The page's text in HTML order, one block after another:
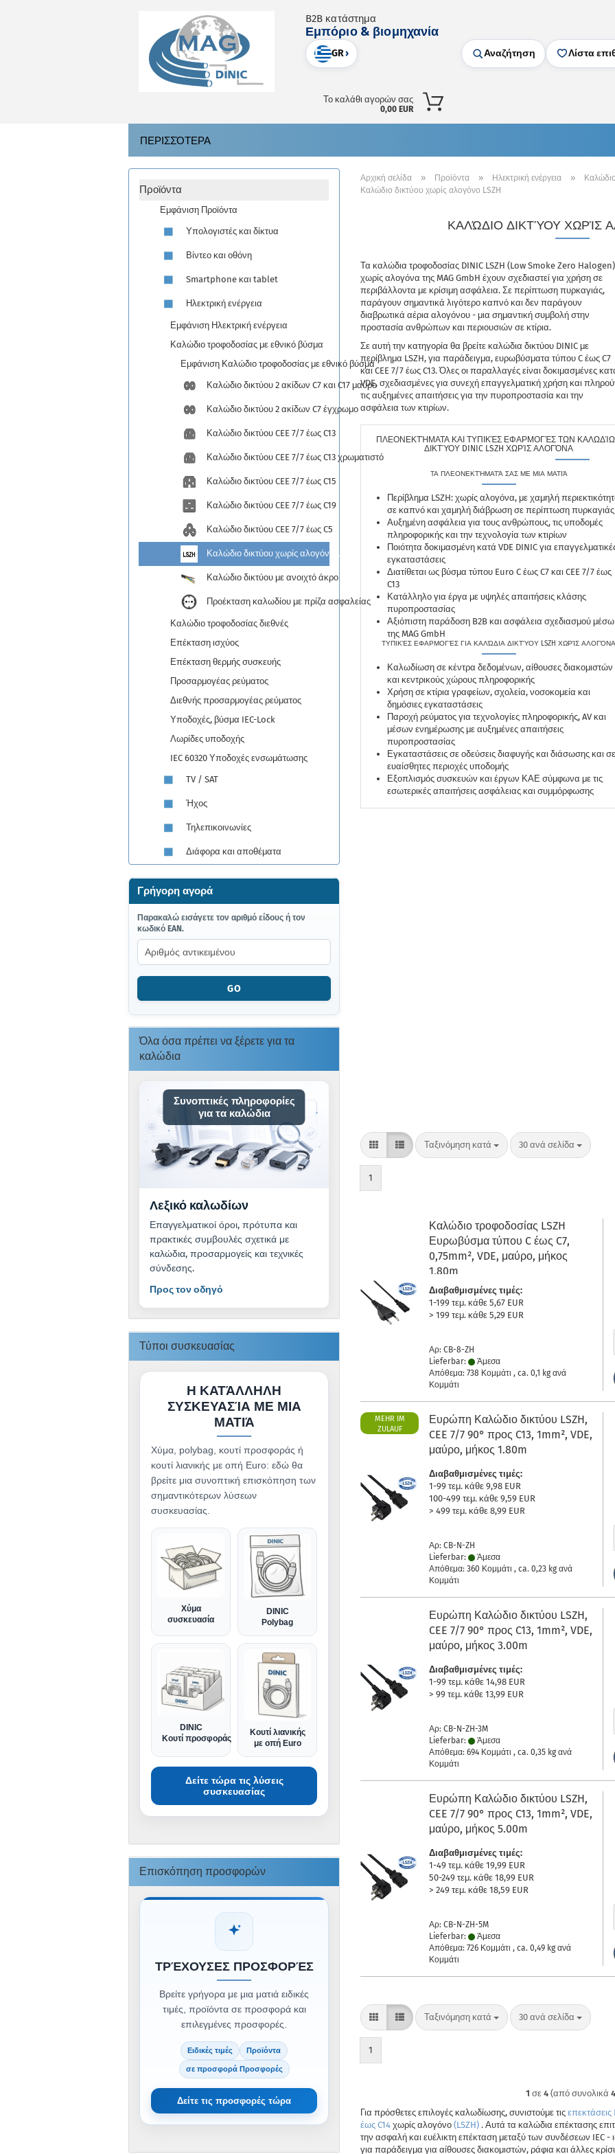
B2B κατάστημα
Εμπόριο & βιομηχανία
GR› Αναζήτηση Λίστα
Το καλάθι αγορών σας
0,00 EUR
ΠΕΡΙΣΣΌΤΕΡΑ
Αρχική σελίδα » Προϊόντα » Ηλεκτρική ενέργεια »
Καλώδιο δικτύου χωρίς αλογόνο LSZH
ΚΑΛΏΔΙΟ ΔΙΚΤΎΟΥ ΧΩΡΊΣ
Τα καλώδια τροφοδοσίας DINIC LSZH (Low Smoke Zero Halogen)
χωρίς αλογόνα της MAG GmbH έχουν σχεδιαστεί για χρήση σε
περιβάλλοντα με κρίσιμη ασφάλεια. Σε περίπτωση πυρκαγιάς,
παράγουν σημαντικά λιγότερο καπνό και δεν παράγουν
διαβρωτικά αέρια αλογόνου - μια σημαντική συμβολή στην
προστασία ανθρώπων και περιουσιών σε κτίρια.
Σε αυτή την κατηγορία θα βρείτε καλώδια δικτύου DINIC με
περίβλημα LSZH, για παράδειγμα, ευρωβύσματα τύπου C έως C7
και CEE 7/7 έως C13. Όλες οι παραλλαγές είναι δοκιμασμένες
VDE, σχεδιασμένες για συνεχή επαγγελματική χρήση και
τις αυξημένες απαιτήσεις για την πυροπροστασία και την
ασφάλεια των κτιρίων.
ΠΛΕΟΝΕΚΤΉΜΑΤΑ ΚΑΙ ΤΥΠΙΚΈΣ ΕΦΑΡΜΟΓΈΣ ΤΩΝ
ΔΙΚΤΎΟΥ DINIC LSZH ΧΩΡΊΣ ΑΛΟΓΌΝΑ
ΤΑ ΠΛΕΟΝΕΚΤΉΜΑΤΆ ΣΑΣ ΜΕ ΜΙΑ ΜΑΤΙΆ
Περίβλημα LSZH: χωρίς αλογόνα, με χαμηλή
σε καπνό και χαμηλή διάβρωση σε περίπτωση πυρκαγιάς
Αυξημένη ασφάλεια για τους ανθρώπους, τις υποδομές
πληροφορικής και την τεχνολογία των κτιρίων
Ποιότητα δοκιμασμένη κατά VDE DINIC για
εγκαταστάσεις
Διατίθεται ως βύσμα τύπου Euro C έως C7 και CEE 7/7 έως
C13
Κατάλληλο για έργα με υψηλές απαιτήσεις κλάσης
πυροπροστασίας
Αξιόπιστη παράδοση B2B και ασφάλεια σχεδιασμού μέσω
της MAG GmbH
ΤΥΠΙΚΈΣ ΕΦΑΡΜΟΓΈΣ ΓΙΑ ΚΑΛΏΔΙΑ ΔΙΚΤΎΟΥ LSZH ΧΩΡΊΣ
Καλωδίωση σε κέντρα δεδομένων, αίθουσες διακομιστών
και κεντρικούς χώρους πληροφορικής
Χρήση σε κτίρια γραφείων, σχολεία, νοσοκομεία και
δημόσιες εγκαταστάσεις
Παροχή ρεύματος για τεχνολογίες πληροφορικής, AV και
μέσων ενημέρωσης με αυξημένες απαιτήσεις
πυροπροστασίας
Εγκαταστάσεις σε οδεύσεις διαφυγής και διάσωσης και
ευαίσθητες περιοχές υποδομής
Εξοπλισμός συσκευών και έργων ΚΑΕ σύμφωνα με τις
εσωτερικές απαιτήσεις ασφάλειας και συμμόρφωσης
Ταξινόμηση κατά
Ταξινόμηση κατά 30 ανά σελίδα
ανά σελίδα
1
Καλώδιο τροφοδοσίας LSZH
Ευρωβύσμα τύπου C έως C7,
0,75mm², VDE, μαύρο, μήκος
1,80m
Διαβαθμισμένες τιμές:
1-199 τεμ. κάθε 5,67 EUR
> 199 τεμ. κάθε 5,29 EUR
Αρ: CB-8-ZH
Lieferbar:
Άμεσα
Απόθεμα: 738 Κομμάτι , ca.0,1 kg ανά
Κομμάτι
MEHR IM
ZULAUF
Ευρώπη Καλώδιο δικτύου LSZH,
CEE 7/7 90° προς C13, 1mm², VDE,
μαύρο, μήκος 1.80m
Διαβαθμισμένες τιμές:
1-99 τεμ. κάθε 9,98 EUR
100-499 τεμ. κάθε 9,59 EUR
> 499 τεμ. κάθε 8,99 EUR
Αρ: CB-N-ZH
Lieferbar:
Άμεσα
Απόθεμα: 360 Κομμάτι , ca.0,23 kg ανά
Κομμάτι
Ευρώπη Καλώδιο δικτύου LSZH,
CEE 7/7 90° προς C13, 1mm², VDE,
μαύρο, μήκος 3.00m
Διαβαθμισμένες τιμές:
1-99 τεμ. κάθε 14,98 EUR
> 99 τεμ. κάθε 13,99 EUR
Αρ: CB-N-ZH-3M
Lieferbar:
Άμεσα
Απόθεμα: 694 Κομμάτι , ca.0,35 kg ανά
Κομμάτι
Ευρώπη Καλώδιο δικτύου LSZH,
CEE 7/7 90° προς C13, 1mm², VDE,
μαύρο, μήκος 5.00m
Διαβαθμισμένες τιμές:
1-49 τεμ. κάθε 19,99 EUR
50-249 τεμ. κάθε 18,99 EUR
> 249 τεμ. κάθε 18,59 EUR
Αρ: CB-N-ZH-5M
Lieferbar:
Άμεσα
Απόθεμα: 726 Κομμάτι , ca.0,49 kg ανά
Κομμάτι
Ταξινόμηση κατά
Ταξινόμηση κατά 30 ανά σελίδα
ανά σελίδα
1
1 σε4 (από συνολικά
Για πρόσθετες επιλογές καλωδίωσης, συνιστούμε τιςεπεκτάσεις
έως C14χωρίς αλογόνο(LSZH). Αυτά τα καλώδια επέκτασης
την ασφαλή και ευέλικτη επέκταση μεταξύ των συνδέσεων IEC -
για παράδειγμα για αίθουσες διακομιστών, ράφια και άλλες
Προϊόντα
Εμφάνιση Προϊόντα
Υπολογιστές και δίκτυα
Βίντεο και οθόνη
Smartphone και tablet
Ηλεκτρική ενέργεια
Εμφάνιση Ηλεκτρική ενέργεια
Καλώδιο τροφοδοσίας με εθνικό βύσμα
Εμφάνιση Καλώδιο τροφοδοσίας με εθνικό βύσμα
Καλώδιο δικτύου 2 ακίδων C7 και C17 μαύρο
Καλώδιο δικτύου 2 ακίδων C7 έγχρωμο
Καλώδιο δικτύου CEE 7/7 έως C13
Καλώδιο δικτύου CEE 7/7 έως C13 χρωματιστό
Καλώδιο δικτύου CEE 7/7 έως C15
Καλώδιο δικτύου CEE 7/7 έως C19
Καλώδιο δικτύου CEE 7/7 έως C5
Καλώδιο δικτύου χωρίς αλογόνο LSZH
Καλώδιο δικτύου με ανοιχτό άκρο
Προέκταση καλωδίου με πρίζα ασφαλείας
Καλώδιο τροφοδοσίας διεθνές
Επέκταση ισχύος
Επέκταση θερμής συσκευής
Προσαρμογέας ρεύματος
Διεθνής προσαρμογέας ρεύματος
Υποδοχές, βύσμα IEC-Lock
Λωρίδες υποδοχής
IEC 60320 Υποδοχές ενσωμάτωσης
TV / SAT
Ήχος
Τηλεπικοινωνίες
Διάφορα και αποθέματα
Γρήγορη αγορά
ΠΑΡΑΚΑΛΏ
ΕΙΣΆΓΕΤΕ
ΤΟΝ
ΑΡΙΘΜΌ
ΕΊΔΟΥΣ
Ή
ΚΩΔΙΚΌ
EAN.
Παρακαλώ εισάγετε τον αριθμό είδους ή τον
κωδικό EAN.
GO
Όλα όσα πρέπει να ξέρετε για τα
καλώδια
Συνοπτικές πληροφορίες
για τα καλώδια
Λεξικό καλωδίων
Επαγγελματικοί όροι, πρότυπα και
πρακτικές συμβουλές σχετικά με
καλώδια, προσαρμογείς και τεχνικές
σύνδεσης.
Προς τον οδηγό
Τύποι συσκευασίας
Η ΚΑΤΆΛΛΗΛΗ
ΣΥΣΚΕΥΑΣΊΑ ΜΕ ΜΙΑ
ΜΑΤΙΆ
Χύμα, polybag, κουτί προσφοράς ή
κουτί λιανικής με οπή Euro: εδώ θα
βρείτε μια συνοπτική επισκόπηση των
σημαντικότερων λύσεων
συσκευασίας.
Χύμα
συσκευασία
DINIC
Polybag
DINIC
Κουτί προσφοράς
Κουτί λιανικής
με οπή Euro
Δείτε τώρα τις λύσεις
συσκευασίας
Επισκόπηση προσφορών
ΤΡΈΧΟΥΣΕΣ ΠΡΟΣΦΟΡΈΣ
Βρείτε γρήγορα με μια ματιά ειδικές
τιμές, προϊόντα σε προσφορά και
επιλεγμένες προσφορές.
Ειδικές τιμές Προϊόντα
σε προσφορά Προσφορές
Δείτε τις προσφορές τώρα